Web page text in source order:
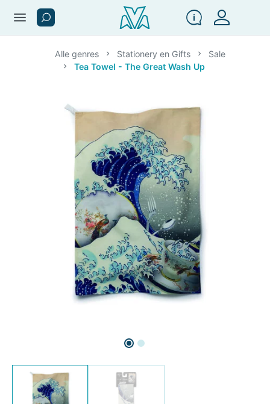
menu
Alle genres Stationery en Gifts
Sale
Tea Towel - The Great Wash Up